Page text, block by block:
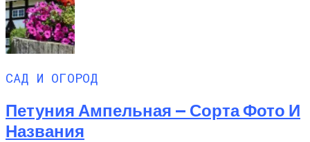
САД И ОГОРОД
Петуния Ампельная — Сорта Фото И
Названия